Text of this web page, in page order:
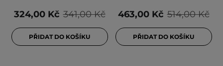
341,00 Kč
324,00 Kč
PŘIDAT DO KOŠÍKU
514,00 Kč
463,00 Kč
PŘIDAT DO KOŠÍKU